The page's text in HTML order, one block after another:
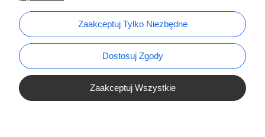
Zaakceptuj Tylko Niezbędne
Dostosuj Zgody
Zaakceptuj Wszystkie